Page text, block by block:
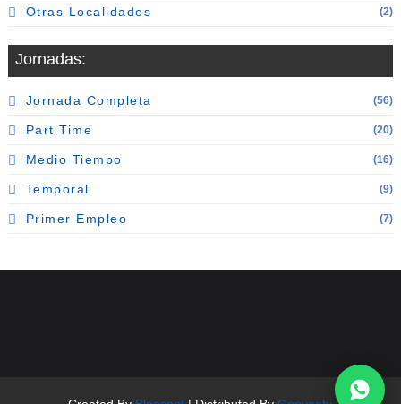
Otras Localidades (2)
Jornadas:
Jornada Completa (56)
Part Time (20)
Medio Tiempo (16)
Temporal (9)
Primer Empleo (7)